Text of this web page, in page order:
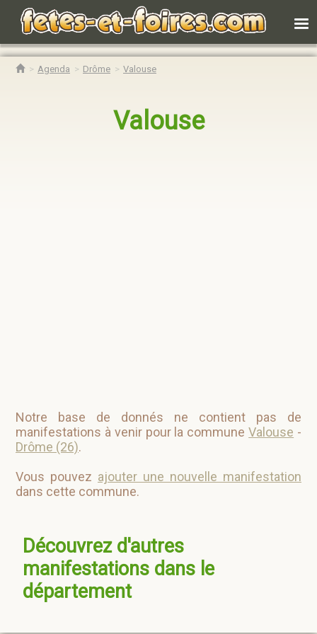
Agenda Drôme Valouse
Valouse
Notre base de donnés ne contient pas de
manifestations à venir pour la communeValouse -
Drôme (26).
Vous pouvez ajouter une nouvelle manifestation
dans cette commune.
Découvrez d'autres
manifestations dans le
département